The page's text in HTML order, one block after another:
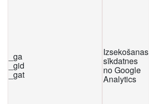
_ga
_gid
_gat
Izsekošanas
sīkdatnes
no Google
Analytics